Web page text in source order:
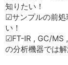
知りたい！
☑サンプルの前処
い！
☑FT-IR , GC/MS
の分析機器では解